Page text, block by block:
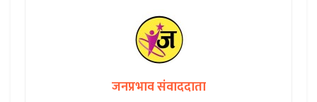
जनप्रभाव संवाददाता